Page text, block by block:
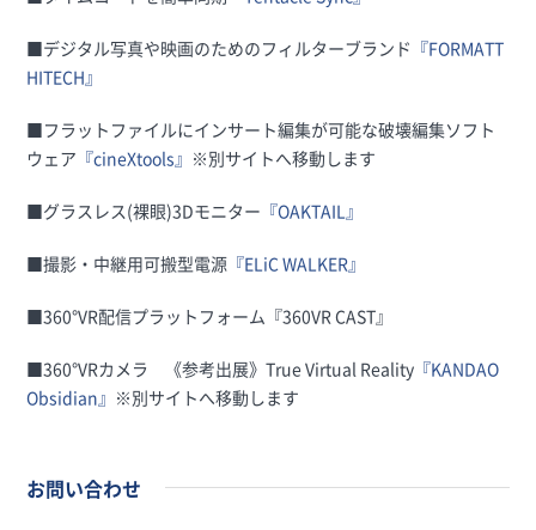
■デジタル写真や映画のためのフィルターブランド 『FORMATT
HITECH』
■フラットファイルにインサート編集が可能な破壊編集ソフト
ウェア 『cineXtools』 ※別サイトへ移動します
■グラスレス(裸眼)3Dモニター 『OAKTAIL』
■撮影・中継用可搬型電源 『ELiC WALKER』
■360°VR配信プラットフォーム『360VR CAST』
■360°VRカメラ 《参考出展》True Virtual Reality 『KANDAO
Obsidian』 ※別サイトへ移動します
お問い合わせ